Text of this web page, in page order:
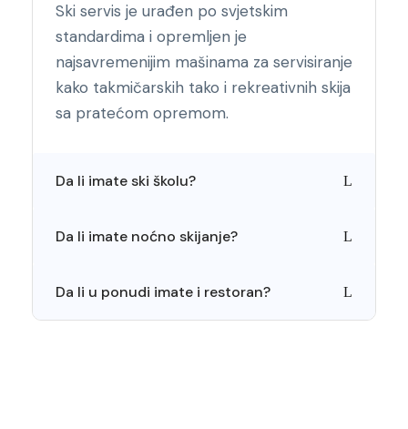
Ski servis je urađen po svjetskim
standardima i opremljen je
najsavremenijim mašinama za servisiranje
kako takmičarskih tako i rekreativnih skija
sa pratećom opremom.
Da li imate ski školu?
Da li imate noćno skijanje?
Da li u ponudi imate i restoran?